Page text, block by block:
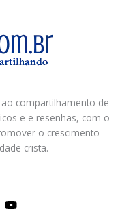
compartilhamento de
e e resenhas, com o
o crescimento
cristã.